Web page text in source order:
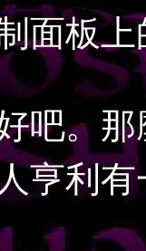
板上
。那
利有